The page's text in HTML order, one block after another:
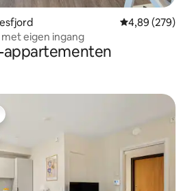
Gemiddelde
4,89 (279)
eigen ingang
appartementen